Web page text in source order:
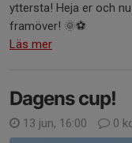
yttersta! Heja er och
framöver! 🌞⚽️
Läs mer
Dagens cup!
13 jun, 16:00 0